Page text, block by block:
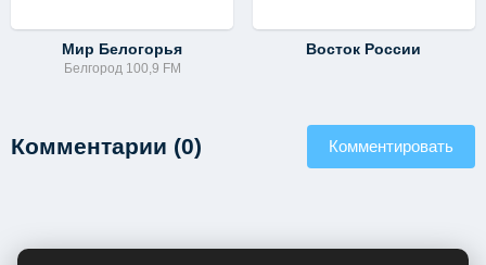
Мир Белогорья
Белгород 100,9 FM
Восток России
Комментарии (0) Комментировать